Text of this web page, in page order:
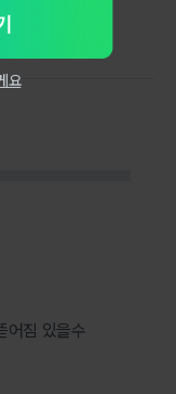
어짐 있을수
요